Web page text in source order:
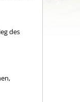
des